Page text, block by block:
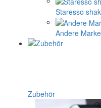
Staresso
Andere
Zubehör